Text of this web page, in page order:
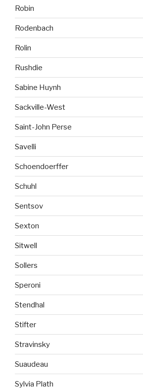
Robin
Rodenbach
Rolin
Rushdie
Sabine Huynh
Sackville-West
Saint-John Perse
Savelli
Schoendoerffer
Schuhl
Sentsov
Sexton
Sitwell
Sollers
Speroni
Stendhal
Stifter
Stravinsky
Suaudeau
Sylvia Plath